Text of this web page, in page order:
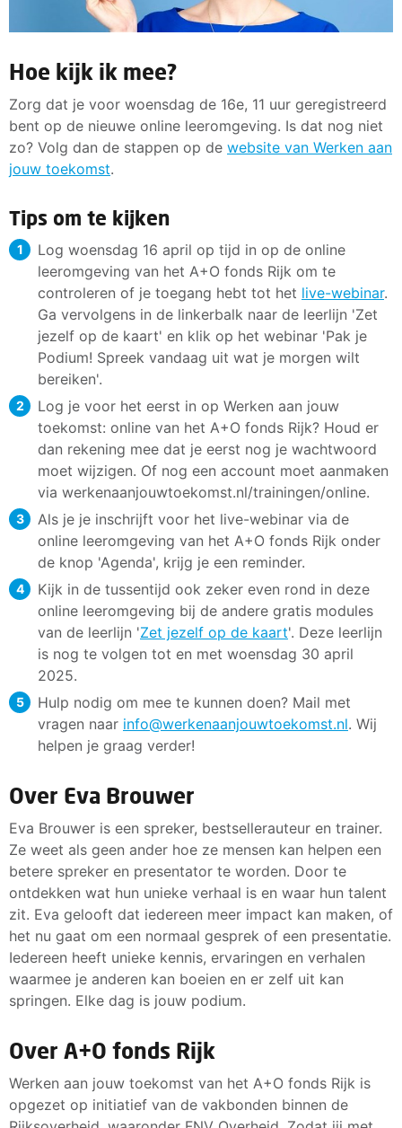
Hoe kijk ik mee?
Zorg dat je voor woensdag de 16e, 11 uur geregistreerd
bent op de nieuwe online leeromgeving. Is dat nog niet
zo? Volg dan de stappen op de website van Werken aan
jouw toekomst.
Tips om te kijken
Log woensdag 16 april op tijd in op de online
leeromgeving van het A+O fonds Rijk om te
controleren of je toegang hebt tot het live-webinar.
Ga vervolgens in de linkerbalk naar de leerlijn 'Zet
jezelf op de kaart' en klik op het webinar 'Pak je
Podium! Spreek vandaag uit wat je morgen wilt
bereiken'.
Log je voor het eerst in op Werken aan jouw
toekomst: online van het A+O fonds Rijk? Houd er
dan rekening mee dat je eerst nog je wachtwoord
moet wijzigen. Of nog een account moet aanmaken
via werkenaanjouwtoekomst.nl/trainingen/online.
Als je je inschrijft voor het live-webinar via de
online leeromgeving van het A+O fonds Rijk onder
de knop 'Agenda', krijg je een reminder.
Kijk in de tussentijd ook zeker even rond in deze
online leeromgeving bij de andere gratis modules
van de leerlijn 'Zet jezelf op de kaart'. Deze leerlijn
is nog te volgen tot en met woensdag 30 april
2025.
Hulp nodig om mee te kunnen doen? Mail met
vragen naar info@werkenaanjouwtoekomst.nl. Wij
helpen je graag verder!
Over Eva Brouwer
Eva Brouwer is een spreker, bestsellerauteur en trainer.
Ze weet als geen ander hoe ze mensen kan helpen een
betere spreker en presentator te worden. Door te
ontdekken wat hun unieke verhaal is en waar hun talent
zit. Eva gelooft dat iedereen meer impact kan maken, of
het nu gaat om een normaal gesprek of een presentatie.
Iedereen heeft unieke kennis, ervaringen en verhalen
waarmee je anderen kan boeien en er zelf uit kan
springen. Elke dag is jouw podium.
Over A+O fonds Rijk
Werken aan jouw toekomst van het A+O fonds Rijk is
opgezet op initiatief van de vakbonden binnen de